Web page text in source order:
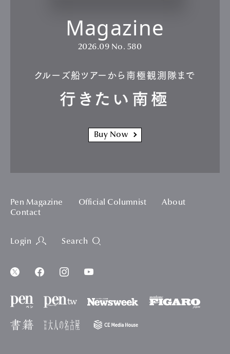
Magazine
2026.09 No. 580
クルーズ船ツアーから南極観測隊まで
行きたい南極
Buy Now
Pen Magazine Official Columnist
About
Contact
Login Search